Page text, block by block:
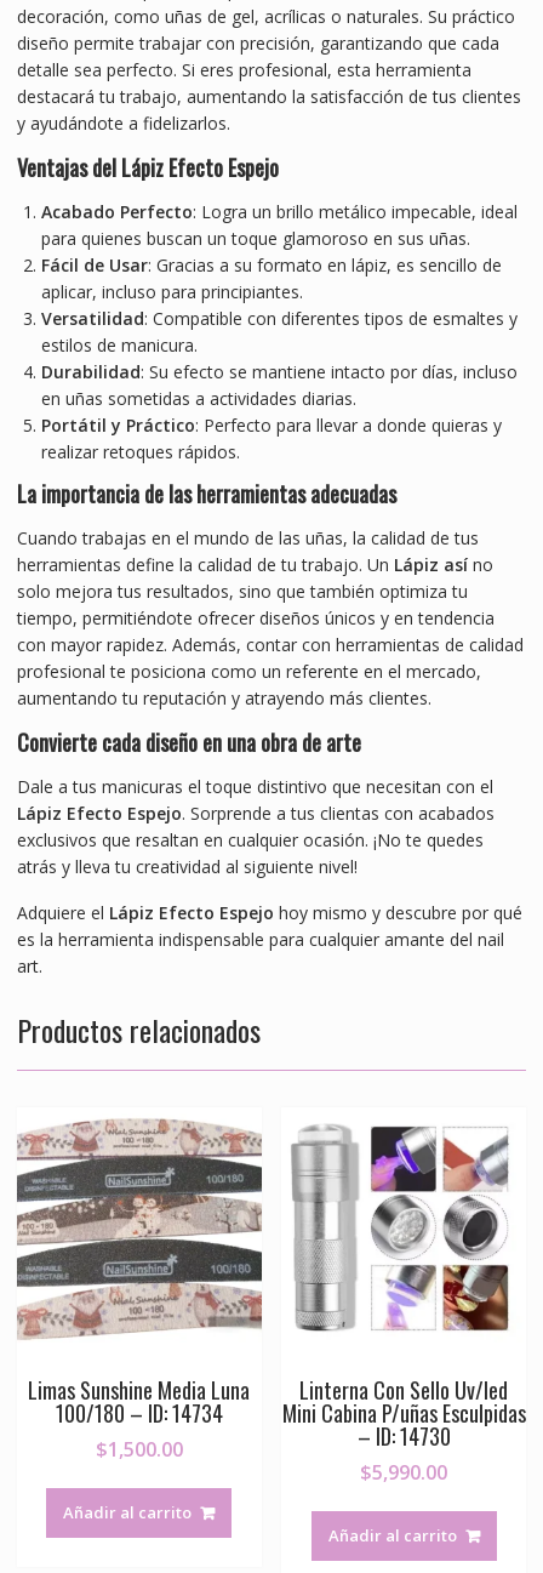
decoración, como uñas de gel, acrílicas o naturales. Su práctico
diseño permite trabajar con precisión, garantizando que cada
detalle sea perfecto. Si eres profesional, esta herramienta
destacará tu trabajo, aumentando la satisfacción de tus clientes
y ayudándote a fidelizarlos.
Ventajas del Lápiz Efecto Espejo
Acabado Perfecto: Logra un brillo metálico impecable, ideal
para quienes buscan un toque glamoroso en sus uñas.
Fácil de Usar: Gracias a su formato en lápiz, es sencillo de
aplicar, incluso para principiantes.
Versatilidad: Compatible con diferentes tipos de esmaltes y
estilos de manicura.
Durabilidad: Su efecto se mantiene intacto por días, incluso
en uñas sometidas a actividades diarias.
Portátil y Práctico: Perfecto para llevar a donde quieras y
realizar retoques rápidos.
La importancia de las herramientas adecuadas
Cuando trabajas en el mundo de las uñas, la calidad de tus
herramientas define la calidad de tu trabajo. Un Lápiz asíno
solo mejora tus resultados, sino que también optimiza tu
tiempo, permitiéndote ofrecer diseños únicos y en tendencia
con mayor rapidez. Además, contar con herramientas de calidad
profesional te posiciona como un referente en el mercado,
aumentando tu reputación y atrayendo más clientes.
Convierte cada diseño en una obra de arte
Dale a tus manicuras el toque distintivo que necesitan con el
Lápiz Efecto Espejo. Sorprende a tus clientas con acabados
exclusivos que resaltan en cualquier ocasión. ¡No te quedes
atrás y lleva tu creatividad al siguiente nivel!
Adquiere el Lápiz Efecto Espejo hoy mismo y descubre por qué
es la herramienta indispensable para cualquier amante del nail
art.
Productos relacionados
Limas Sunshine Media Luna
100/180 – ID: 14734
$1,500.00
Añadir al carrito
Linterna Con Sello Uv/led
Mini Cabina P/uñas Esculpidas
– ID: 14730
$5,990.00
Añadir al carrito